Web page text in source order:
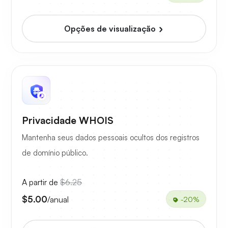
Opções de visualização
Privacidade WHOIS
Mantenha seus dados pessoais ocultos dos registros
de domínio público.
A partir de $6.25
$5.00/anual -20%